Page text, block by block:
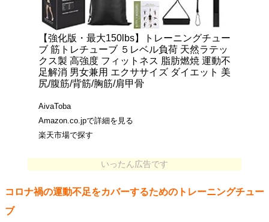
【強化版・最大150lbs】トレーニングチュー
ブ 筋トレチューブ ５レベル負荷 天然ラテッ
クス製 高強度 フィットネス 脂肪燃焼 運動不
足解消 男女兼用 エクササイズ ダイエット 美
尻/腹筋/背筋/胸筋/肩甲骨
AivaToba
Amazon.co.jpで詳細を見る
楽天市場で探す
いったん広告です
コロナ禍の運動不足をカバーするためのトレーニングチュー
ブ